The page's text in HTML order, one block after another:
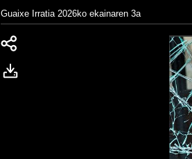
Guaixe Irratia 2026ko ekainaren 3a